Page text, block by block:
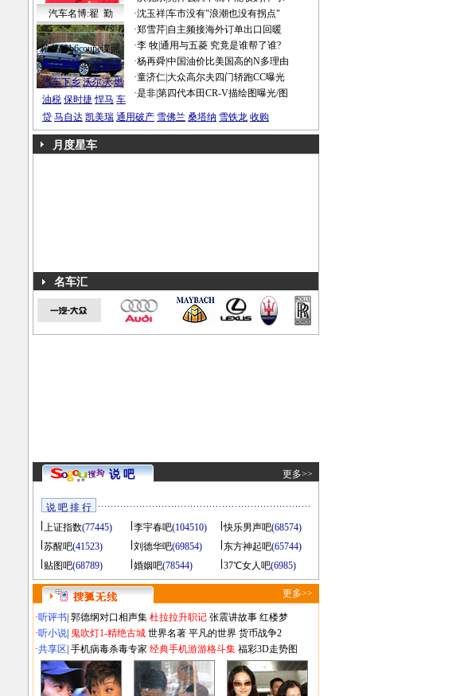
汽车名博:翟 勤
帕萨特b6coupe谍照
·沈玉祥|车市没有"浪潮也没有拐点"
·郑雪芹| 自主频接海外订单出口回暖
·李 牧|通用与五菱 究竟是谁帮了谁?
·杨再舜|中国油价比美国高的N多理由
·童济仁|大众高尔夫四门轿跑CC曝光
·是非|第四代本田CR-V描绘图曝光/图
热点标签： 车船税
汽车下乡 沃尔沃 燃
油税 保时捷 悍马 车
贷 马自达 凯美瑞 通用破产 雪佛兰 桑塔纳 雪铁龙 收购
月度星车
名车汇
说 吧 更多>>
说 吧 排 行
上证指数(77445) 李宇春吧(104510) 快乐男声吧(68574)
苏醒吧(41523) 刘德华吧(69854) 东方神起吧(65744)
贴图吧(68789) 婚姻吧(78544) 37℃女人吧(6985)
更多>>
·听评书 郭德纲对口相声集 杜拉拉升职记 张震讲故事 红楼梦
·听小说 鬼吹灯1-精绝古城 世界名著 平凡的世界 货币战争2
·共享区 手机病毒杀毒专家 经典手机游游格斗集 福彩3D走势图